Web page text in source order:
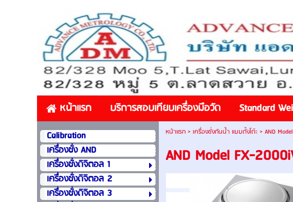
หน้าแรก บริการสอบเทียบเครื่องมือวัด Standard
Calibration
เครื่องชั่ง AND
เครื่องชั่งดิจิตอล 1
เครื่องชั่งดิจิตอล 2
เครื่องชั่งดิจิตอล 3
หน้าแรก> เครื่องชั่งกันน้ำ แบบตั้งโต๊ะ> AND
AND Model FX-